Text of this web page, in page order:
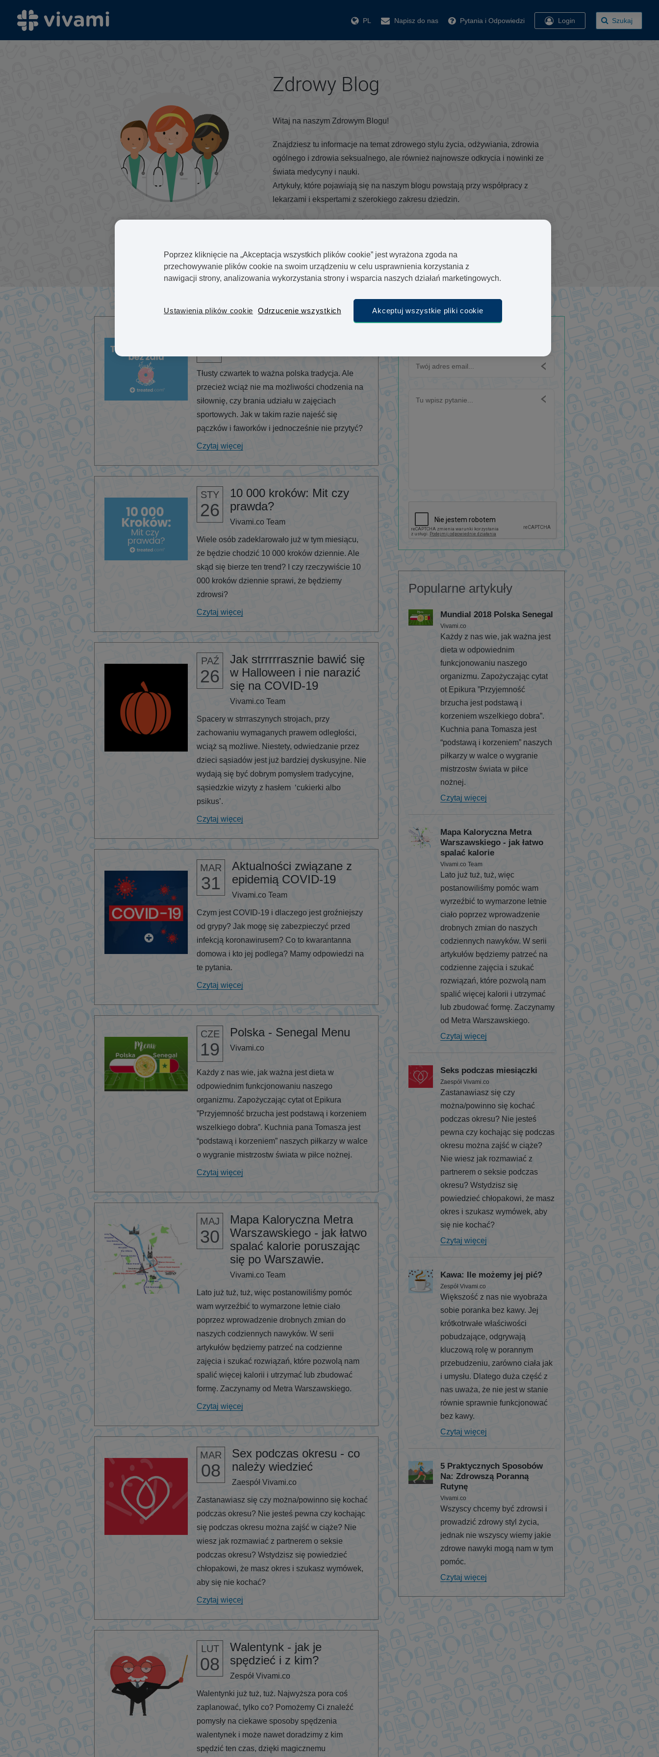
PL Napisz do nas Pytania i Odpowiedzi Login Szukaj
Zdrowy Blog
Witaj na naszym Zdrowym Blogu!
Znajdziesz tu informacje na temat zdrowego stylu życia, odżywiania, zdrowia
ogólnego i zdrowia seksualnego, ale również najnowsze odkrycia i nowinki ze
świata medycyny i nauki.
Artykuły, które pojawiają się na naszym blogu powstają przy współpracy z
lekarzami i ekspertami z szerokiego zakresu dziedzin.
nami skontaktować poprzez sekcję “Zadaj Pytanie”
Tłusty czwartek to ważna polska tradycja. Ale
przecież wciąż nie ma możliwości chodzenia na
siłownię, czy brania udziału w zajęciach
sportowych. Jak w takim razie najeść się
pączków i faworków i jednocześnie nie przytyć?
Czytaj więcej
STY
26
10 000 kroków: Mit czy
prawda?
Vivami.co Team
Wiele osób zadeklarowało już w tym miesiącu,
że będzie chodzić 10 000 kroków dziennie. Ale
skąd się bierze ten trend? I czy rzeczywiście 10
000 kroków dziennie sprawi, że będziemy
zdrowsi?
Czytaj więcej
PAŹ
26
Jak strrrrrasznie bawić się
w Halloween i nie narazić
się na COVID-19
Vivami.co Team
Spacery w strrraszynych strojach, przy
zachowaniu wymaganych prawem odległości,
wciąż są możliwe. Niestety, odwiedzanie przez
dzieci sąsiadów jest już bardziej dyskusyjne. Nie
wydają się być dobrym pomysłem tradycyjne,
sąsiedzkie wizyty z hasłem ‘cukierki albo
psikus’.
Czytaj więcej
MAR
31
Aktualności związane z
epidemią COVID-19
Vivami.co Team
Czym jest COVID-19 i dlaczego jest groźniejszy
od grypy? Jak mogę się zabezpieczyć przed
infekcją koronawirusem? Co to kwarantanna
domowa i kto jej podlega? Mamy odpowiedzi na
te pytania.
Czytaj więcej
CZE
19
Polska - Senegal Menu
Vivami.co
Każdy z nas wie, jak ważna jest dieta w
odpowiednim funkcjonowaniu naszego
organizmu. Zapożyczając cytat ot Epikura
”Przyjemność brzucha jest podstawą i korzeniem
wszelkiego dobra”. Kuchnia pana Tomasza jest
“podstawą i korzeniem” naszych piłkarzy w walce
o wygranie mistrzostw świata w piłce nożnej.
Czytaj więcej
MAJ
30
Mapa Kaloryczna Metra
Warszawskiego - jak łatwo
spalać kalorie poruszając
się po Warszawie.
Vivami.co Team
Lato już tuż, tuż, więc postanowiliśmy pomóc
wam wyrzeźbić to wymarzone letnie ciało
poprzez wprowadzenie drobnych zmian do
naszych codziennych nawyków. W serii
artykułów będziemy patrzeć na codzienne
zajęcia i szukać rozwiązań, które pozwolą nam
spalić więcej kalorii i utrzymać lub zbudować
formę. Zaczynamy od Metra Warszawskiego.
Czytaj więcej
MAR
08
Sex podczas okresu - co
należy wiedzieć
Zaespół Vivami.co
Zastanawiasz się czy można/powinno się kochać
podczas okresu? Nie jesteś pewna czy kochając
się podczas okresu można zajść w ciąże? Nie
wiesz jak rozmawiać z partnerem o seksie
podczas okresu? Wstydzisz się powiedzieć
chłopakowi, że masz okres i szukasz wymówek,
aby się nie kochać?
Czytaj więcej
LUT
08
Walentynk - jak je
spędzieć i z kim?
Zespół Vivami.co
Walentynki już tuż, tuż. Najwyższa pora coś
zaplanować, tylko co? Pomożemy Ci znaleźć
pomysły na ciekawe sposoby spędzenia
walentynek i może nawet doradzimy z kim
spędzić ten czas, dzięki magicznemu
Popularne artykuły
Mundial 2018 Polska Senegal
Vivami.co
Każdy z nas wie, jak ważna jest
dieta w odpowiednim
funkcjonowaniu naszego
organizmu. Zapożyczając cytat
ot Epikura ”Przyjemność
brzucha jest podstawą i
korzeniem wszelkiego dobra”.
Kuchnia pana Tomasza jest
“podstawą i korzeniem” naszych
piłkarzy w walce o wygranie
mistrzostw świata w piłce
nożnej.
Czytaj więcej
Mapa Kaloryczna Metra
Warszawskiego - jak łatwo
spalać kalorie
Vivami.co Team
Lato już tuż, tuż, więc
postanowiliśmy pomóc wam
wyrzeźbić to wymarzone letnie
ciało poprzez wprowadzenie
drobnych zmian do naszych
codziennych nawyków. W serii
artykułów będziemy patrzeć na
codzienne zajęcia i szukać
rozwiązań, które pozwolą nam
spalić więcej kalorii i utrzymać
lub zbudować formę. Zaczynamy
od Metra Warszawskiego.
Czytaj więcej
Seks podczas miesiączki
Zaespół Vivami.co
Zastanawiasz się czy
można/powinno się kochać
podczas okresu? Nie jesteś
pewna czy kochając się podczas
okresu można zajść w ciąże?
Nie wiesz jak rozmawiać z
partnerem o seksie podczas
okresu? Wstydzisz się
powiedzieć chłopakowi, że masz
okres i szukasz wymówek, aby
się nie kochać?
Czytaj więcej
Kawa: Ile możemy jej pić?
Zespół Vivami.co
Większość z nas nie wyobraża
sobie poranka bez kawy. Jej
krótkotrwałe właściwości
pobudzające, odgrywają
kluczową rolę w porannym
przebudzeniu, zarówno ciała jak
i umysłu. Dlatego duża część z
nas uważa, że nie jest w stanie
równie sprawnie funkcjonować
bez kawy.
Czytaj więcej
5 Praktycznych Sposobów
Na: Zdrowszą Poranną
Rutynę
Vivami.co
Wszyscy chcemy być zdrowsi i
prowadzić zdrowy styl życia,
jednak nie wszyscy wiemy jakie
zdrowe nawyki mogą nam w tym
pomóc.
Czytaj więcej
Poprzez kliknięcie na „Akceptacja wszystkich plików cookie” jest wyrażona zgoda na
przechowywanie plików cookie na swoim urządzeniu w celu usprawnienia korzystania z
nawigacji strony, analizowania wykorzystania strony i wsparcia naszych działań marketingowych.
Ustawienia plików cookie Odrzucenie wszystkich Akceptuj wszystkie pliki cookie